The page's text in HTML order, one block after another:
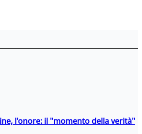
l'onore: il "momento della verità"